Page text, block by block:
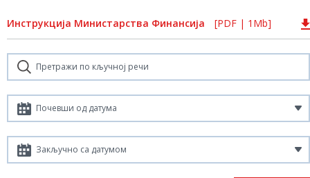
Инструкција Министарства Финансија [PDF | 1Mb]